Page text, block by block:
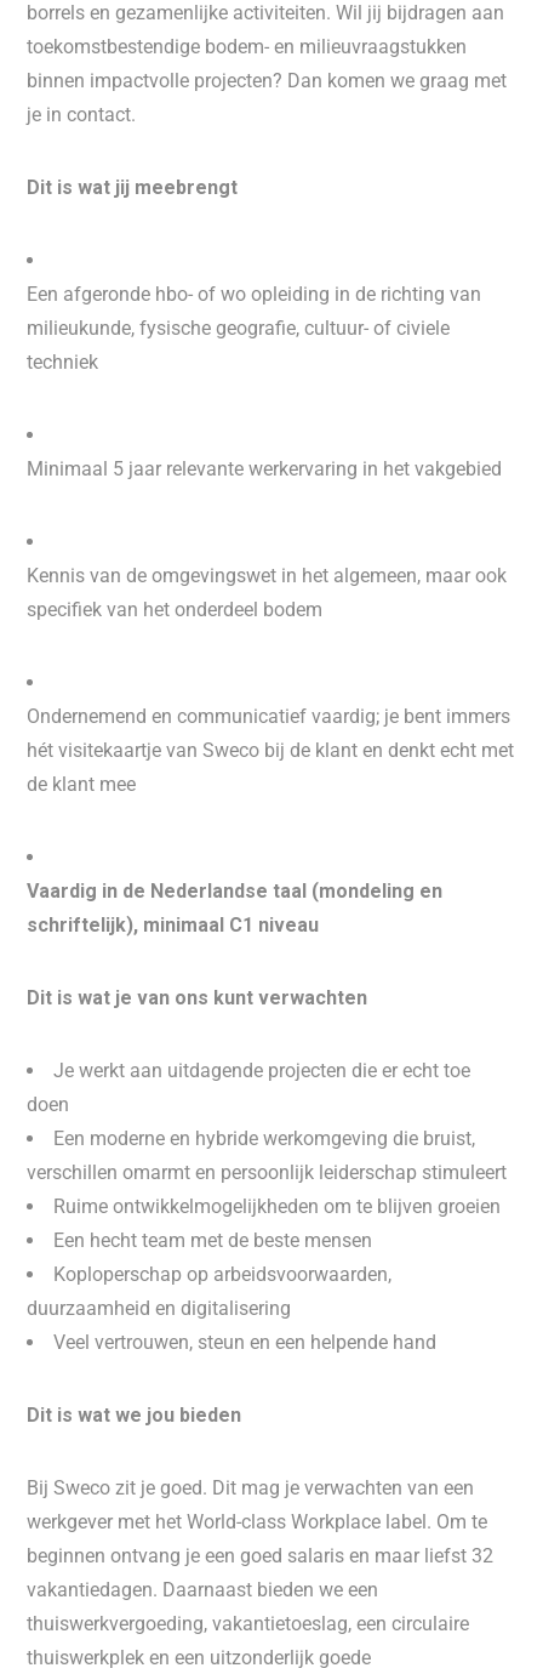
borrels en gezamenlijke activiteiten. Wil jij bijdragen aan
toekomstbestendige bodem- en milieuvraagstukken
binnen impactvolle projecten? Dan komen we graag met
je in contact.
Dit is wat jij meebrengt
Een afgeronde hbo- of wo opleiding in de richting van
milieukunde, fysische geografie, cultuur- of civiele
techniek
Minimaal 5 jaar relevante werkervaring in het vakgebied
Kennis van de omgevingswet in het algemeen, maar ook
specifiek van het onderdeel bodem
Ondernemend en communicatief vaardig; je bent immers
hét visitekaartje van Sweco bij de klant en denkt echt met
de klant mee
Vaardig in de Nederlandse taal (mondeling en
schriftelijk), minimaal C1 niveau
Dit is wat je van ons kunt verwachten
Je werkt aan uitdagende projecten die er echt toe
doen
Een moderne en hybride werkomgeving die bruist,
verschillen omarmt en persoonlijk leiderschap stimuleert
Ruime ontwikkelmogelijkheden om te blijven groeien
Een hecht team met de beste mensen
Koploperschap op arbeidsvoorwaarden,
duurzaamheid en digitalisering
Veel vertrouwen, steun en een helpende hand
Dit is wat we jou bieden
Bij Sweco zit je goed. Dit mag je verwachten van een
werkgever met het World-class Workplace label. Om te
beginnen ontvang je een goed salaris en maar liefst 32
vakantiedagen. Daarnaast bieden we een
thuiswerkvergoeding, vakantietoeslag, een circulaire
thuiswerkplek en een uitzonderlijk goede